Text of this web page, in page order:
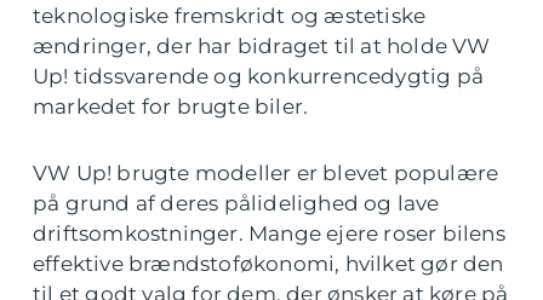
teknologiske fremskridt og æstetiske
ændringer, der har bidraget til at holde VW
Up! tidssvarende og konkurrencedygtig på
markedet for brugte biler.
VW Up! brugte modeller er blevet populære
på grund af deres pålidelighed og lave
driftsomkostninger. Mange ejere roser bilens
effektive brændstoføkonomi, hvilket gør den
til et godt valg for dem, der ønsker at køre på